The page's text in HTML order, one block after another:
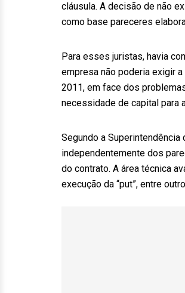
cláusula. A decisão de não
como base pareceres
Para esses juristas, havia
empresa não poderia exigir
2011, em face dos
necessidade de capital para
Segundo a
independentemente dos
do contrato. A área técnica
execução da “put”, entre